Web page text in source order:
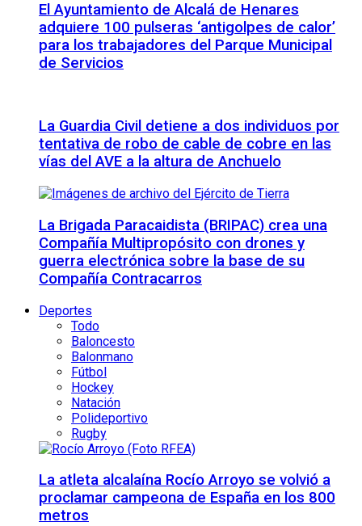
El Ayuntamiento de Alcalá de Henares
adquiere 100 pulseras ‘antigolpes de calor’
para los trabajadores del Parque Municipal
de Servicios
La Guardia Civil detiene a dos individuos por
tentativa de robo de cable de cobre en las
vías del AVE a la altura de Anchuelo
La Brigada Paracaidista (BRIPAC) crea una
Compañía Multipropósito con drones y
guerra electrónica sobre la base de su
Compañía Contracarros
Deportes
Todo
Baloncesto
Balonmano
Fútbol
Hockey
Natación
Polideportivo
Rugby
La atleta alcalaína Rocío Arroyo se volvió a
proclamar campeona de España en los 800
metros